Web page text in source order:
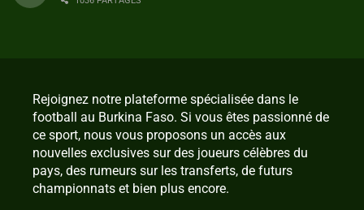
Rejoignez notre plateforme spécialisée dans le
football au Burkina Faso. Si vous êtes passionné de
ce sport, nous vous proposons un accès aux
nouvelles exclusives sur des joueurs célèbres du
pays, des rumeurs sur les transferts, de futurs
championnats et bien plus encore.